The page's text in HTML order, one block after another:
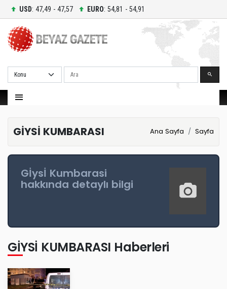
USD: 47,49 - 47,57 EURO: 54,81 - 54,91
Ara
GİYSİ KUMBARASI Ana Sayfa Sayfa
Gİysİ Kumbarasi
hakkında detaylı bilgi
GİYSİ KUMBARASI Haberleri